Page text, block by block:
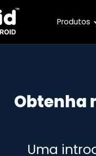
Produtos
Obtenha
Uma